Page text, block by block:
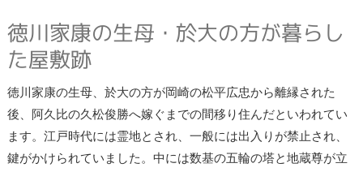
徳川家康の生母・於大の方が暮らし
た屋敷跡
徳川家康の生母、於大の方が岡崎の松平広忠から離縁された
後、阿久比の久松俊勝へ嫁ぐまでの間移り住んだといわれてい
ます。江戸時代には霊地とされ、一般には出入りが禁止され、
鍵がかけられていました。中には数基の五輪の塔と地蔵尊が立